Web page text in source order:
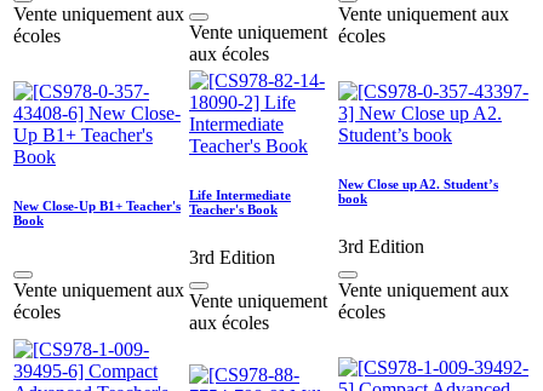
Vente uniquement aux
écoles
Vente uniquement
aux écoles
Vente uniquement aux
écoles
New Close-Up B1+ Teacher's
Book
Vente uniquement aux
écoles
Life Intermediate
Teacher's Book
3rd Edition
Vente uniquement
aux écoles
New Close up A2. Student’s
book
3rd Edition
Vente uniquement aux
écoles